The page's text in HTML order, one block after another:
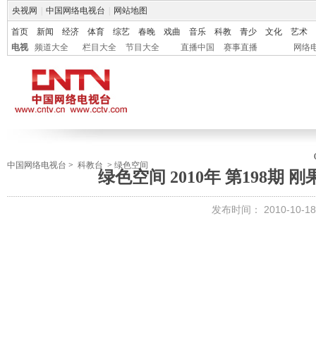
央视网 中国网络电视台 网站地图
首页 新闻 经济 体育 综艺 春晚 戏曲 音乐 科教 青少 文化
艺术
电视
频道大全 栏目大全 节目大全 直播中国 赛事直播 网络
中国网络电视台 > 科教台 > 绿色空间
绿色空间 2010年 第198期 刚
发布时间： 2010-10-